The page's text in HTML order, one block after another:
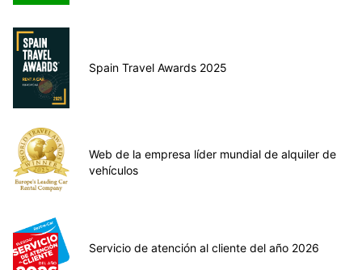
Spain Travel Awards 2025
Web de la empresa líder mundial de alquiler de
vehículos
Servicio de atención al cliente del año 2026